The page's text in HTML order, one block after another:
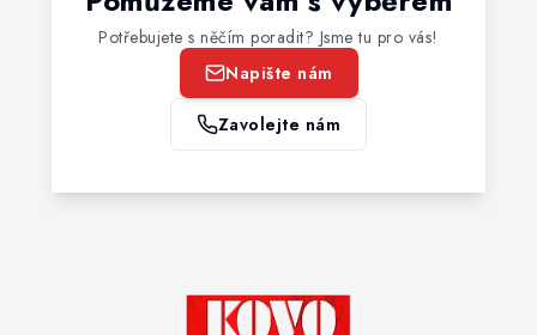
Potřebujete s něčím poradit? Jsme tu pro vás!
Napište nám
Zavolejte nám